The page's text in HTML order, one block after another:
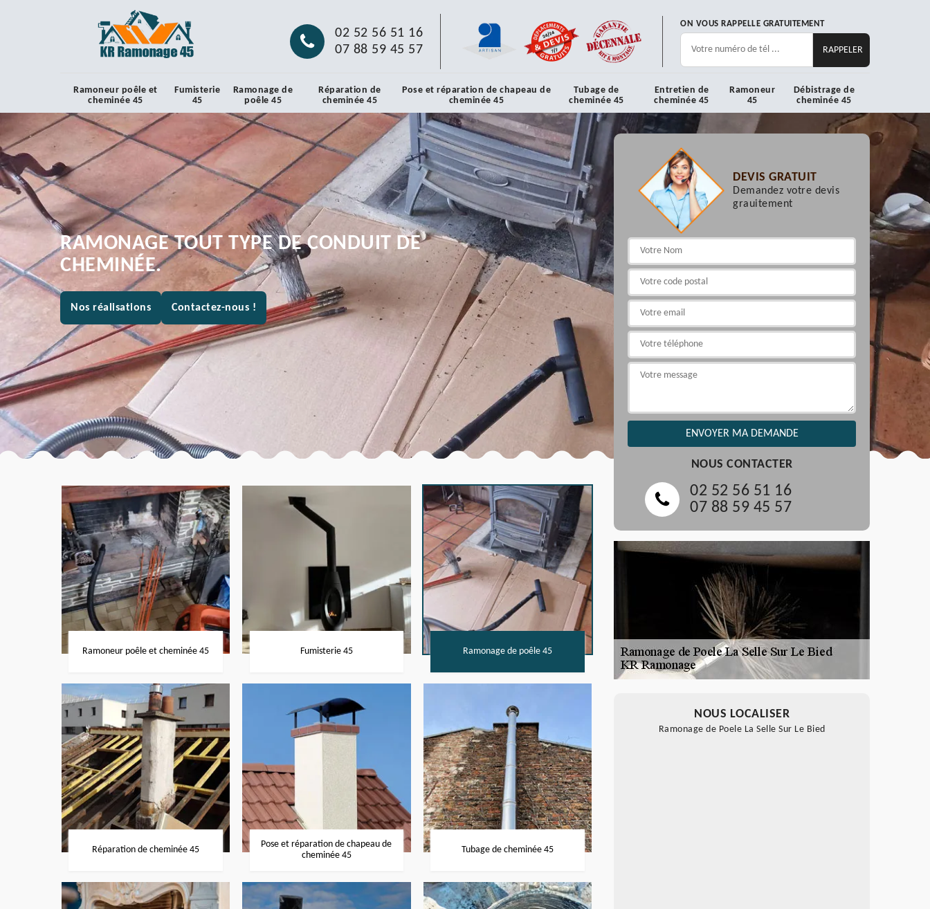
02 52 56 51 16
07 88 59 45 57
ON VOUS RAPPELLE GRATUITEMENT
Ramoneur poêle et
cheminée 45
Fumisterie
45
Ramonage de
poêle 45
Réparation de
cheminée 45
Pose et réparation de chapeau de
cheminée 45
Tubage de
cheminée 45
Entretien de
cheminée 45
Ramoneur
45
Débistrage de
cheminée 45
RAMONAGE TOUT TYPE DE CONDUIT DE
CHEMINÉE.
Nos réalisations Contactez-nous !
Ramoneur poêle et cheminée 45 Fumisterie 45 Ramonage de poêle 45
Réparation de cheminée 45
Pose et réparation de chapeau de
cheminée 45
Tubage de cheminée 45
DEVIS GRATUIT
Demandez votre devis
grauitement
NOUS CONTACTER
02 52 56 51 16
07 88 59 45 57
NOUS LOCALISER
Ramonage de Poele La Selle Sur Le Bied